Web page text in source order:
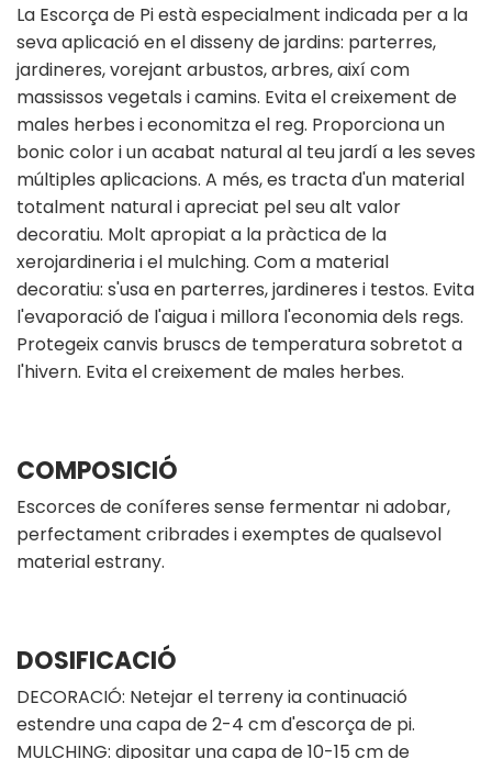
La Escorça de Pi està especialment indicada per a la
seva aplicació en el disseny de jardins: parterres,
jardineres, vorejant arbustos, arbres, així com
massissos vegetals i camins. Evita el creixement de
males herbes i economitza el reg. Proporciona un
bonic color i un acabat natural al teu jardí a les seves
múltiples aplicacions. A més, es tracta d'un material
totalment natural i apreciat pel seu alt valor
decoratiu. Molt apropiat a la pràctica de la
xerojardineria i el mulching. Com a material
decoratiu: s'usa en parterres, jardineres i testos. Evita
l'evaporació de l'aigua i millora l'economia dels regs.
Protegeix canvis bruscs de temperatura sobretot a
l'hivern. Evita el creixement de males herbes.
COMPOSICIÓ
Escorces de coníferes sense fermentar ni adobar,
perfectament cribrades i exemptes de qualsevol
material estrany.
DOSIFICACIÓ
DECORACIÓ: Netejar el terreny ia continuació
estendre una capa de 2-4 cm d'escorça de pi.
MULCHING: dipositar una capa de 10-15 cm de